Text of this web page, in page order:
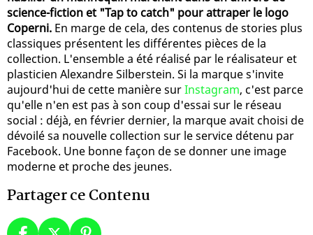
science-fiction et "Tap to catch" pour attraper le logo
Coperni. En marge de cela, des contenus de stories plus
classiques présentent les différentes pièces de la
collection. L'ensemble a été réalisé par le réalisateur et
plasticien Alexandre Silberstein. Si la marque s'invite
aujourd'hui de cette manière surInstagram, c'est parce
qu'elle n'en est pas à son coup d'essai sur le réseau
social : déjà, en février dernier, la marque avait choisi de
dévoilé sa nouvelle collection sur le service détenu par
Facebook. Une bonne façon de se donner une image
moderne et proche des jeunes.
Partager ce Contenu